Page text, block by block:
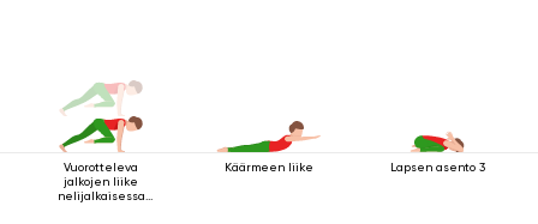
Vuorotteleva
jalkojen liike
nelijalkaisessa
Käärmeen liike Lapsen asento 3